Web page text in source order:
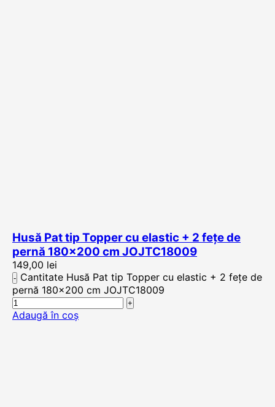
Husă Pat tip Topper cu elastic + 2 fețe de
pernă 180×200 cm JOJTC18009
149,00 lei
Cantitate Husă Pat tip Topper cu elastic + 2 fețe de
pernă 180x200 cm JOJTC18009
Adaugă în coș